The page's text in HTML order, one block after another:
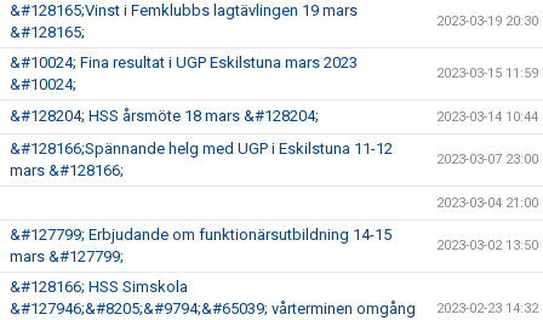
&#128165;Vinst i Femklubbs lagtävlingen 19 mars
&#128165;
2023-03-19 20:30
&#10024; Fina resultat i UGP Eskilstuna mars 2023
&#10024;
2023-03-15 11:59
&#128204; HSS årsmöte 18 mars &#128204; 2023-03-14 10:44
&#128166;Spännande helg med UGP i Eskilstuna 11-12
mars &#128166;
2023-03-07 23:00
2023-03-04 21:00
&#127799; Erbjudande om funktionärsutbildning 14-15
mars &#127799;
2023-03-02 13:50
&#128166; HSS Simskola
&#127946;&#8205;&#9794;&#65039; vårterminen omgång
2023-02-23 14:32